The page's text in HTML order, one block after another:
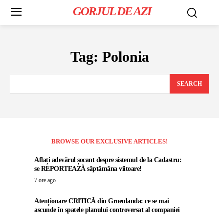
GORJUL DE AZI
Tag: Polonia
SEARCH
BROWSE OUR EXCLUSIVE ARTICLES!
Aflați adevărul șocant despre sistemul de la Cadastru:
se REPORTEAZĂ săptămâna viitoare!
7 ore ago
Atenționare CRITICĂ din Groenlanda: ce se mai
ascunde în spatele planului controversat al companiei